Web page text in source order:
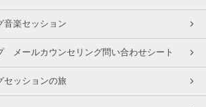
音楽セッション
ールカウンセリング問い合わせシート
セッションの旅